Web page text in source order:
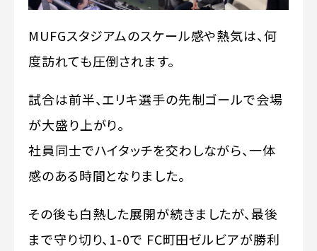
MUFGスタジアムのスケール感や熱気は、何
度訪れても圧倒されます。
試合は前半、エリキ選手の先制ゴールで会場
が大盛り上がり。
社員同士でハイタッチを交わしながら、一体
感のある時間となりました。
その後も白熱した展開が続きましたが、最後
まで守り切り、1-0で FC町田ゼルビアが勝利